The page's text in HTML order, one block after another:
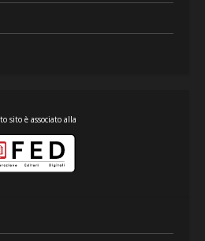
sito è associato alla